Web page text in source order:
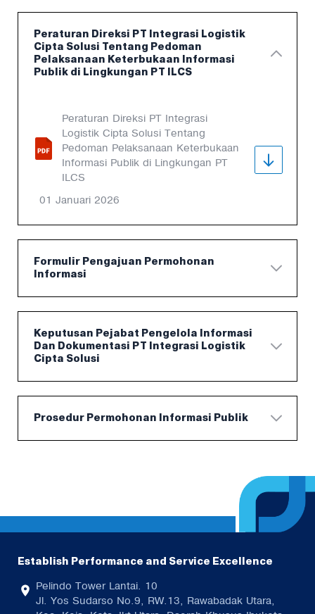
Peraturan Direksi PT Integrasi Logistik
Cipta Solusi Tentang Pedoman
Pelaksanaan Keterbukaan Informasi
Publik di Lingkungan PT ILCS
Peraturan Direksi PT Integrasi
Logistik Cipta Solusi Tentang
Pedoman Pelaksanaan Keterbukaan
Informasi Publik di Lingkungan PT
ILCS
01 Januari 2026
Formulir Pengajuan Permohonan
Informasi
Keputusan Pejabat Pengelola Informasi
Dan Dokumentasi PT Integrasi Logistik
Cipta Solusi
Prosedur Permohonan Informasi Publik
Establish Performance and Service Excellence
Pelindo Tower Lantai. 10
Jl. Yos Sudarso No.9, RW.13, Rawabadak Utara,